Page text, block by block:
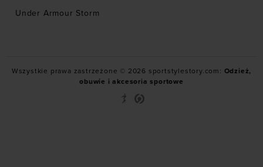
Under Armour Storm
Wszystkie prawa zastrzeżone © 2026 sportstylestory.com: Odzież,
obuwie i akcesoria sportowe